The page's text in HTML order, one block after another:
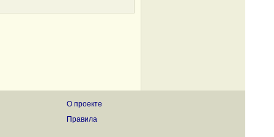
О проекте
Правила